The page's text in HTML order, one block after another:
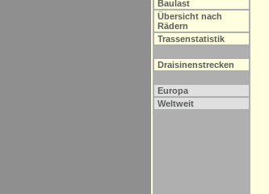
Baulast
Übersicht nach
Rädern
Trassenstatistik
Draisinenstrecken
Europa
Weltweit